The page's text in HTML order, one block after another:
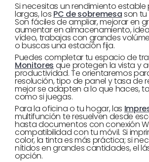
Si necesitas un rendimiento
largas, los PC de sobremesason tu
Son fáciles de ampliar, mejorar en
aumentar en almacenamiento,
vídeo, trabajas con grandes
o buscas una estación fija.
Puedes completar tu espacio de
Monitores que protegen la vista y
productividad. Te orientaremos
resolución, tipo de panel y tasa de
mejor se adapten a lo que haces,
como si juegas.
Para la oficina o tu hogar, las
multifunción te resuelven desde
hasta documentos con conexión
compatibilidad con tu móvil. Si
color, la tinta es más práctica; si
nítidos en grandes cantidades, el
opción.